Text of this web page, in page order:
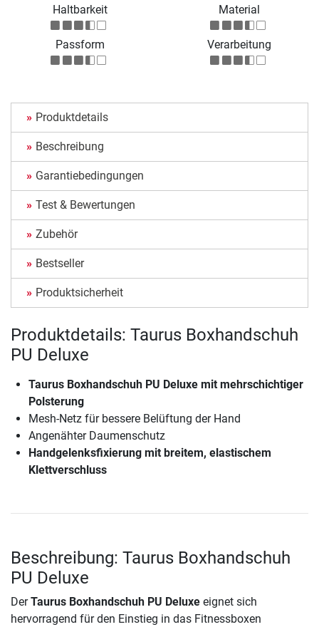
Haltbarkeit
Material
Passform Verarbeitung
Produktdetails
Beschreibung
Garantiebedingungen
Test & Bewertungen
Zubehör
Bestseller
Produktsicherheit
Produktdetails: Taurus Boxhandschuh
PU Deluxe
Taurus Boxhandschuh PU Deluxe mit mehrschichtiger
Polsterung
Mesh-Netz für bessere Belüftung der Hand
Angenähter Daumenschutz
Handgelenksfixierung mit breitem, elastischem
Klettverschluss
Beschreibung: Taurus Boxhandschuh
PU Deluxe
DerTaurus Boxhandschuh PU Deluxe eignet sich
hervorragend für den Einstieg in das Fitnessboxen